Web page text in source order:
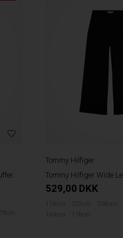
Tommy Hilfiger
Tommy Hilfiger Wide
529,00 DKK
116cm 122cm 128cm
164cm
176cm